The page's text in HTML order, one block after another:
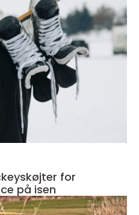
for
på isen